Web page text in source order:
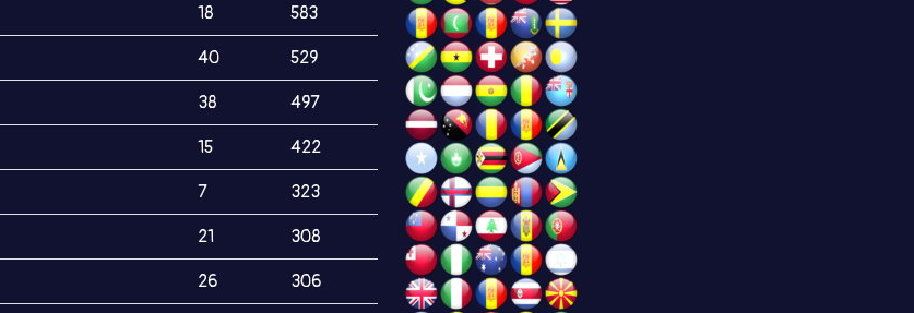
18 583
40 529
38 497
15 422
7 323
21 308
26 306